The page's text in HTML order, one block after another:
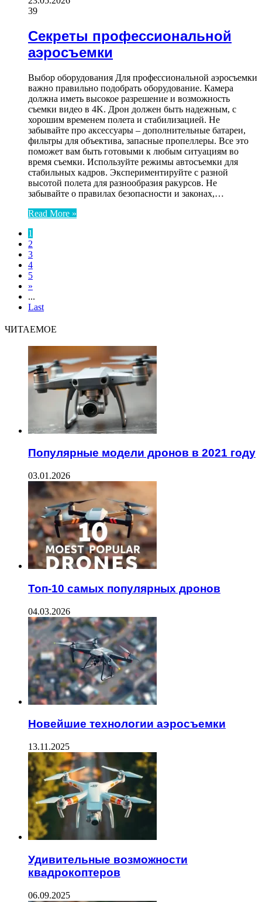
39
Секреты профессиональной
аэросъемки
Выбор оборудования Для профессиональной аэросъемки
важно правильно подобрать оборудование. Камера
должна иметь высокое разрешение и возможность
съемки видео в 4K. Дрон должен быть надежным, с
хорошим временем полета и стабилизацией. Не
забывайте про аксессуары – дополнительные батареи,
фильтры для объектива, запасные пропеллеры. Все это
поможет вам быть готовыми к любым ситуациям во
время съемки. Используйте режимы автосъемки для
стабильных кадров. Экспериментируйте с разной
высотой полета для разнообразия ракурсов. Не
забывайте о правилах безопасности и законах,…
Read More »
1
2
3
4
5
»
...
Last
ЧИТАЕМОЕ
Популярные модели дронов в 2021 году
03.01.2026
Топ-10 самых популярных дронов
04.03.2026
Новейшие технологии аэросъемки
13.11.2025
Удивительные возможности
квадрокоптеров
06.09.2025